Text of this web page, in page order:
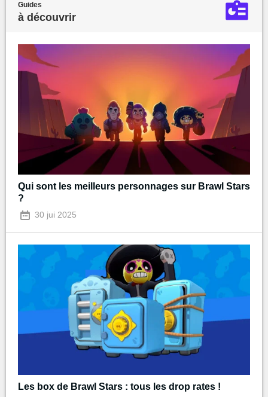
Guides
à découvrir
Qui sont les meilleurs personnages sur Brawl Stars
?
30 jui 2025
Les box de Brawl Stars : tous les drop rates !